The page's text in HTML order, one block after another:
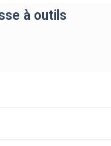
à outils